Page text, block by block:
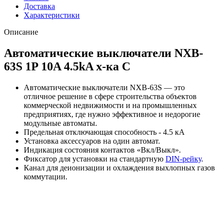
Доставка
Характеристики
Описание
Автоматические выключатели NXB-
63S 1P 10A 4.5kA х-ка C
Автоматические выключатели NXB-63S — это
отличное решение в сфере строительства объектов
коммерческой недвижимости и на промышленных
предприятиях, где нужно эффективное и недорогие
модульные автоматы.
Предельная отключающая способность - 4.5 кА
Установка аксессуаров на один автомат.
Индикация состояния контактов «Вкл/Выкл».
Фиксатор для установки на стандартную DIN-рейку.
Канал для деионизации и охлаждения выхлопных газов
коммутации.